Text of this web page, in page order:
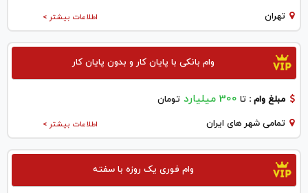
اطلاعات بیشتر > تهران
وام بانکی با پایان کار و بدون پایان کار
مبلغ وام : تا 300 میلیارد تومان
اطلاعات بیشتر > تمامی شهر های ایران
وام فوری یک روزه با سفته